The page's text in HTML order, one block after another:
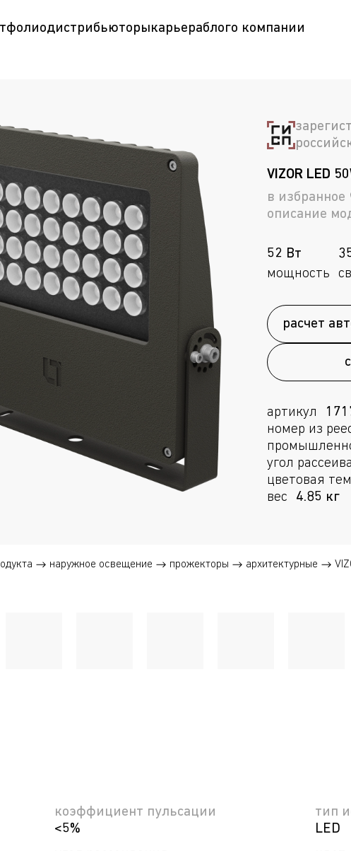
дистрибьюторыкарьераблого компании
VIZOR LED
в избранное
описание
52 Вт
мощность
расчет
артикул
номер из
угол
цветовая
вес
4.85 кг
наружное освещение прожекторы архитектурные
коэффициент пульсации
<5%
тип
LED